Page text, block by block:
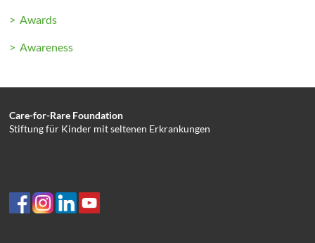
> Awards
> Awareness
Care-for-Rare Foundation
Stiftung für Kinder mit seltenen Erkrankungen